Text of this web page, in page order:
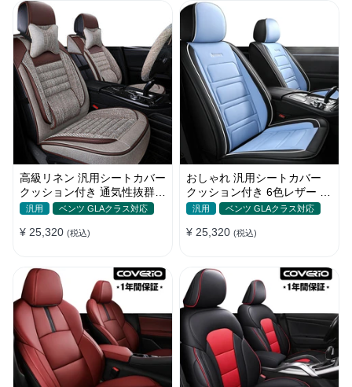
高級リネン 汎用シートカバー
クッション付き 通気性抜群
接触冷感 軽/普自動車
汎用 ベンツ GLAクラス対応
¥ 25,320 (税込)
おしゃれ 汎用シートカバー
クッション付き 6色レザー 防
水防汚 耐久性 軽/普自動車
汎用 ベンツ GLAクラス対応
¥ 25,320 (税込)